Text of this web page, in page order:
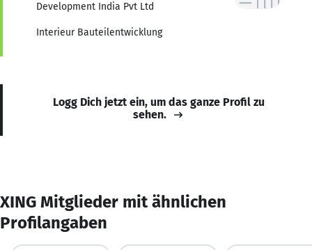
Development India Pvt Ltd
Interieur Bauteilentwicklung
Logg Dich jetzt ein, um das ganze Profil zu
sehen.
XING Mitglieder mit ähnlichen
Profilangaben